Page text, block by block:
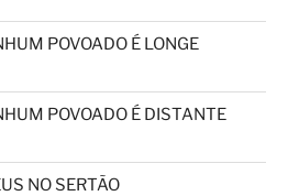
POVOADO É LONGE
POVOADO É DISTANTE
NO SERTÃO